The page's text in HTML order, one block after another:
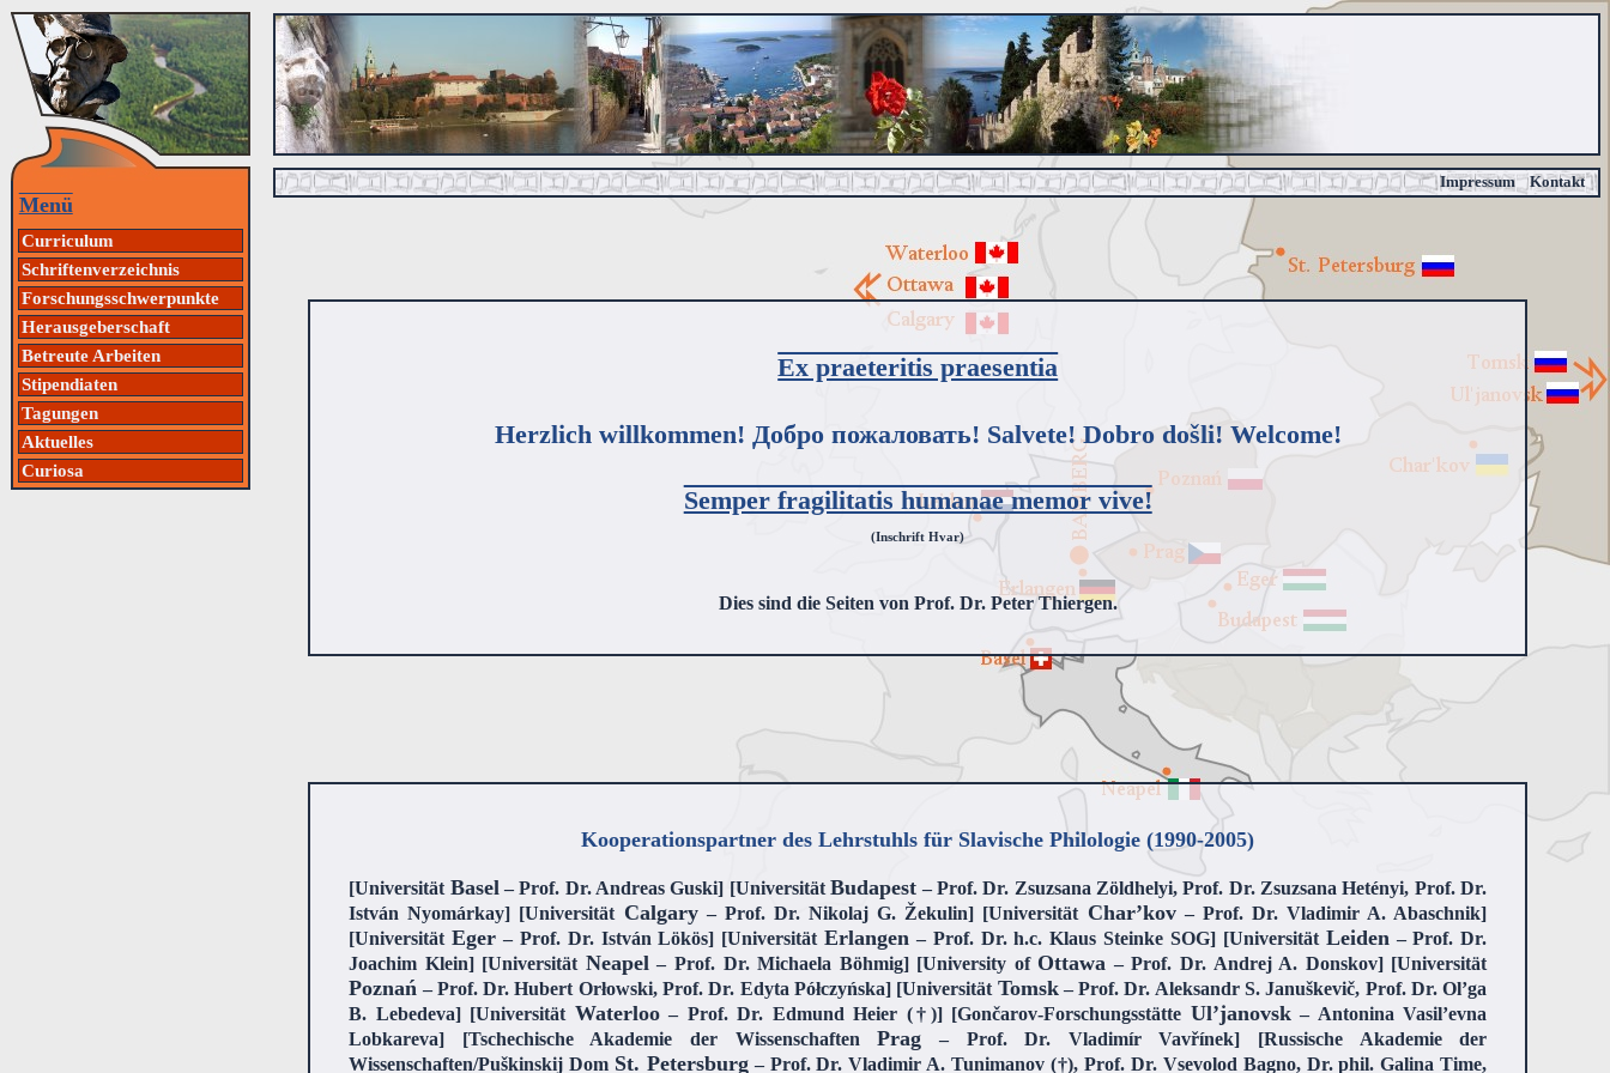
Menü
Curriculum
Schriftenverzeichnis
Forschungsschwerpunkte
Herausgeberschaft
Betreute Arbeiten
Stipendiaten
Tagungen
Aktuelles
Curiosa
Kontakt
Impressum
Ex praeteritis praesentia
Herzlich willkommen! Добро пожаловать! Salvete! Dobro došli! Welcome!
Semper fragilitatis humanae memor vive!
(Inschrift Hvar)
Dies sind die Seiten von Prof. Dr. Peter Thiergen.
Kooperationspartner des Lehrstuhls für Slavische Philologie (1990-2005)
[Universität Basel– Prof. Dr. Andreas Guski] [UniversitätBudapest – Prof. Dr. Zsuzsana Zöldhelyi, Prof. Dr. Zsuzsana Hetényi, Prof. Dr.
István Nyomárkay] [Universität Calgary– Prof. Dr. Nikolaj G. Žekulin] [Universität Char’kov– Prof. Dr. Vladimir A. Abaschnik]
[UniversitätEger – Prof. Dr. István Lökös] [UniversitätErlangen – Prof. Dr. h.c. Klaus Steinke SOG] [Universität Leiden – Prof. Dr.
Joachim Klein] [Universität Neapel – Prof. Dr. Michaela Böhmig] [University of Ottawa – Prof. Dr. Andrej A. Donskov] [Universität
Poznań – Prof. Dr. Hubert Orłowski, Prof. Dr. Edyta Półczyńska] [Universität Tomsk– Prof. Dr. Aleksandr S. Januškevič, Prof. Dr. Ol’ga
B. Lebedeva] [Universität Waterloo– Prof. Dr. Edmund Heier (†)] [Gončarov-Forschungsstätte Ul’janovsk– Antonina Vasil’evna
Lobkareva] [Tschechische Akademie der WissenschaftenPrag – Prof. Dr. Vladimír Vavřínek] [Russische Akademie der
Wissenschaften/Puškinskij Dom St. Petersburg– Prof. Dr. Vladimir A. Tunimanov (†), Prof. Dr. Vsevolod Bagno, Dr. phil. Galina Time,